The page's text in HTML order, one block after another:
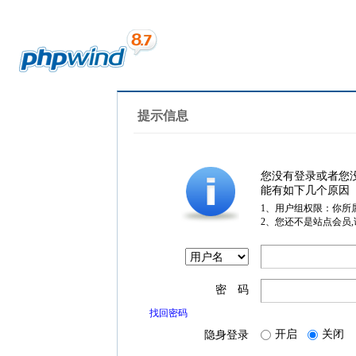
提示信息
您没有登录或者您
能有如下几个原因
1、用户组权限：你所
2、您还不是站点会员
密 码
找回密码
隐身登录 开启 关闭